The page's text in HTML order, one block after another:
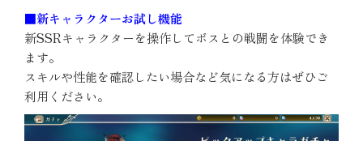
■新キャラクターお試し機能
新SSRキャラクターを操作してボスとの戦闘を体験でき
ます。
スキルや性能を確認したい場合など気になる方はぜひご
利用ください。